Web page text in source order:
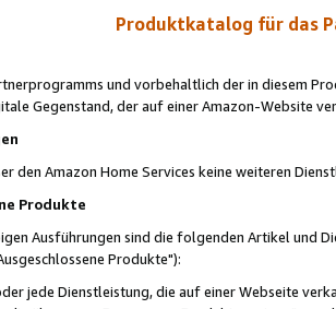
Produktkatalog für das
und vorbehaltlich der in diesem
Gegenstand, der auf einer Amazon-Website
den Amazon Home Services keine weiteren
Produkte
Ausführungen sind die folgenden Artikel und
Produkte"):
jede Dienstleistung, die auf einer Webseite